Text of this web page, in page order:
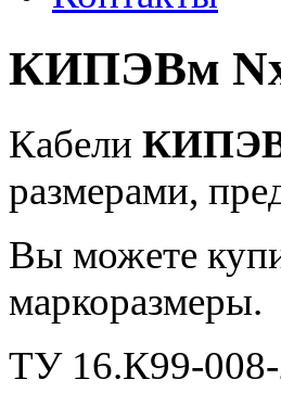
КИПЭВм
Кабели
размерами,
Вы можете
маркоразмеры.
ТУ 16.К99-008-